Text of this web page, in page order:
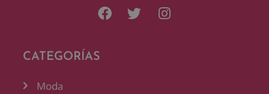
CATEGORÍAS
Moda